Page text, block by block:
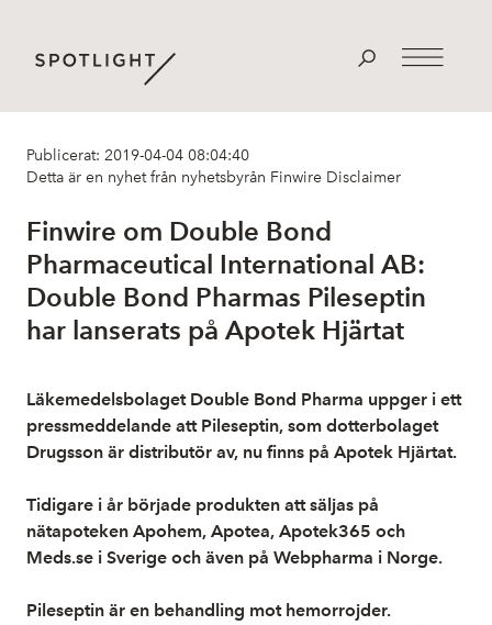
Publicerat: 2019-04-04 08:04:40
Detta är en nyhet från nyhetsbyrån Finwire Disclaimer
Finwire om Double Bond
Pharmaceutical International AB:
Double Bond Pharmas Pileseptin
har lanserats på Apotek Hjärtat
Läkemedelsbolaget Double Bond Pharma uppger i ett
pressmeddelande att Pileseptin, som dotterbolaget
Drugsson är distributör av, nu finns på Apotek Hjärtat.
Tidigare i år började produkten att säljas på
nätapoteken Apohem, Apotea, Apotek365 och
Meds.se i Sverige och även på Webpharma i Norge.
Pileseptin är en behandling mot hemorrojder.